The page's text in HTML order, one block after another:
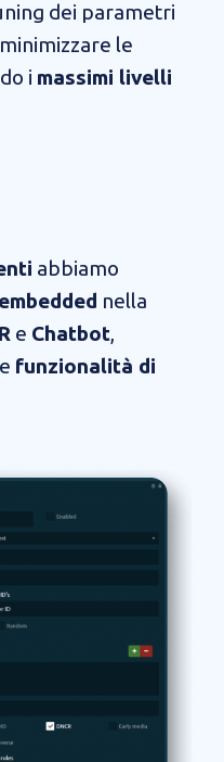
dei parametri
le
i massimi livelli
abbiamo
nella
e Chatbot,
funzionalità di